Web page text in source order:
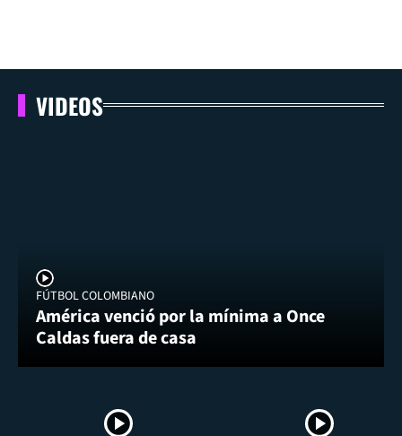
VIDEOS
FÚTBOL COLOMBIANO
América venció por la mínima a Once
Caldas fuera de casa